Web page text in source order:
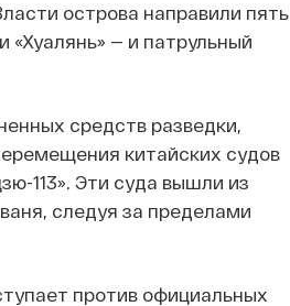
острова направили пять
«Хуалянь» — и патрульный
средств разведки,
китайских судов
113». Эти суда вышли из
следуя за пределами
против официальных